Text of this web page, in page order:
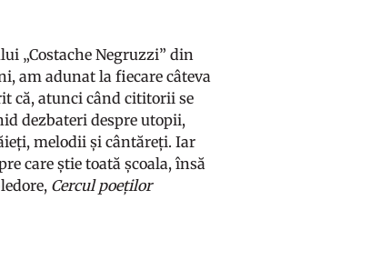
„Costache Negruzzi” din
am adunat la fiecare câteva
că, atunci când cititorii se
dezbateri despre utopii,
melodii și cântăreți. Iar
care știe toată școala, însă
Cercul poeților